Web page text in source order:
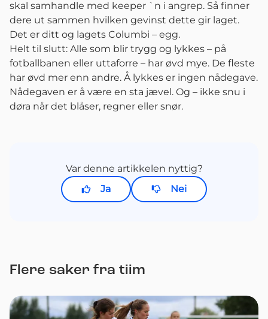
skal samhandle med keeper `n i angrep. Så finner
dere ut sammen hvilken gevinst dette gir laget.
Det er ditt og lagets Columbi – egg.
Helt til slutt: Alle som blir trygg og lykkes – på
fotballbanen eller uttaforre – har øvd mye. De fleste
har øvd mer enn andre. Å lykkes er ingen nådegave.
Nådegaven er å være en sta jævel. Og – ikke snu i
døra når det blåser, regner eller snør.
Var denne artikkelen nyttig?
Ja
Nei
Flere saker fra tiim